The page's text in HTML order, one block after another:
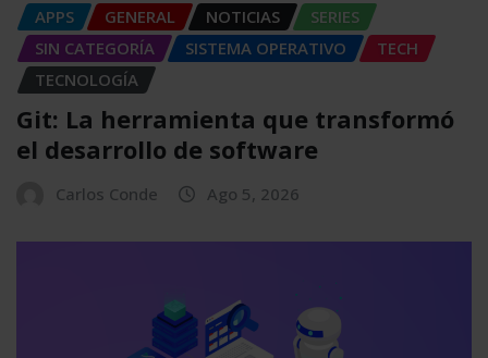
APPS GENERAL NOTICIAS
SERIES
SIN CATEGORÍA
SISTEMA OPERATIVO
TECH
TECNOLOGÍA
Git: La herramienta que transformó
el desarrollo de software
Carlos Conde Ago 5, 2026